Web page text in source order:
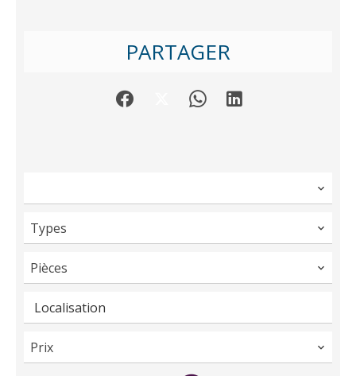
PARTAGER
Types
Pièces
Localisation
Prix